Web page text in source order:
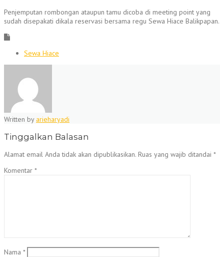
Penjemputan rombongan ataupun tamu dicoba di meeting point yang
sudah disepakati dikala reservasi bersama regu Sewa Hiace Balikpapan.
Sewa Hiace
Written by arieharyadi
Tinggalkan Balasan
Alamat email Anda tidak akan dipublikasikan. Ruas yang wajib ditandai *
Komentar *
Nama *